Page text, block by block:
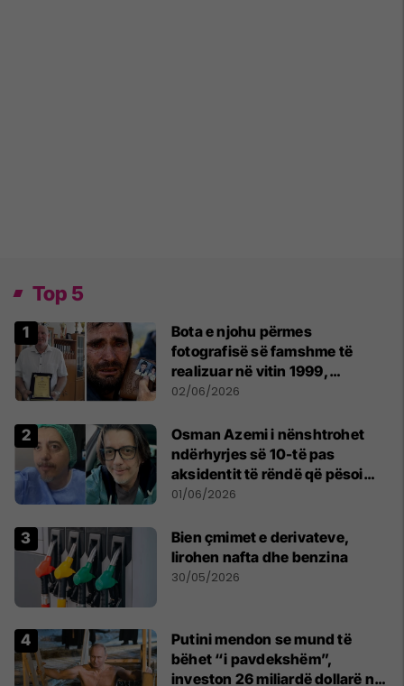
Top 5
Bota e njohu përmes
fotografisë së famshme të
realizuar në vitin 1999,
pensionohet Xajë Mustafa
02/06/2026
Osman Azemi i nënshtrohet
ndërhyrjes së 10-të pas
aksidentit të rëndë që pësoi
vitin e kaluar
01/06/2026
Bien çmimet e derivateve,
lirohen nafta dhe benzina
30/05/2026
Putini mendon se mund të
bëhet “i pavdekshëm”,
investon 26 miliardë dollarë në